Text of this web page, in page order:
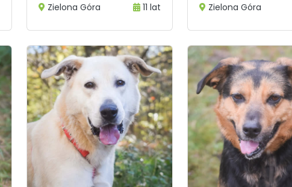
Zielona Góra 11 lat Zielona Góra